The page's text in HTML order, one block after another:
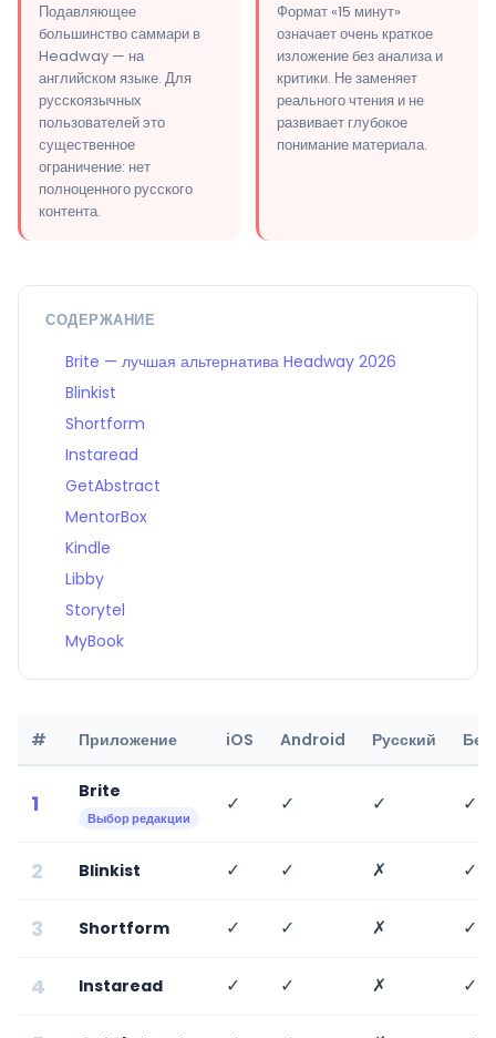
Подавляющее
большинство саммари в
Headway — на
английском языке. Для
русскоязычных
пользователей это
существенное
ограничение: нет
полноценного русского
контента.
Формат «15 минут»
означает очень краткое
изложение без анализа и
критики. Не заменяет
реального чтения и не
развивает глубокое
понимание материала.
СОДЕРЖАНИЕ
Brite — лучшая альтернатива Headway 2026
Blinkist
Shortform
Instaread
GetAbstract
MentorBox
Kindle
Libby
Storytel
MyBook
# Приложение iOS Android Русский
1 Brite
Выбор редакции
✓ ✓ ✓ ✓
2 Blinkist ✓ ✓ ✗ ✓
3 Shortform ✓ ✓ ✗ ✓
4 Instaread ✓ ✓ ✗ ✓